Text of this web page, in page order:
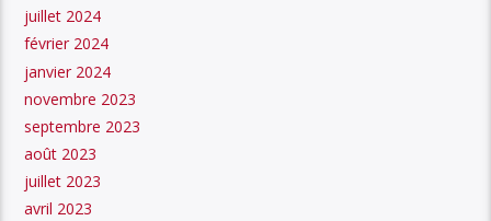
juillet 2024
février 2024
janvier 2024
novembre 2023
septembre 2023
août 2023
juillet 2023
avril 2023